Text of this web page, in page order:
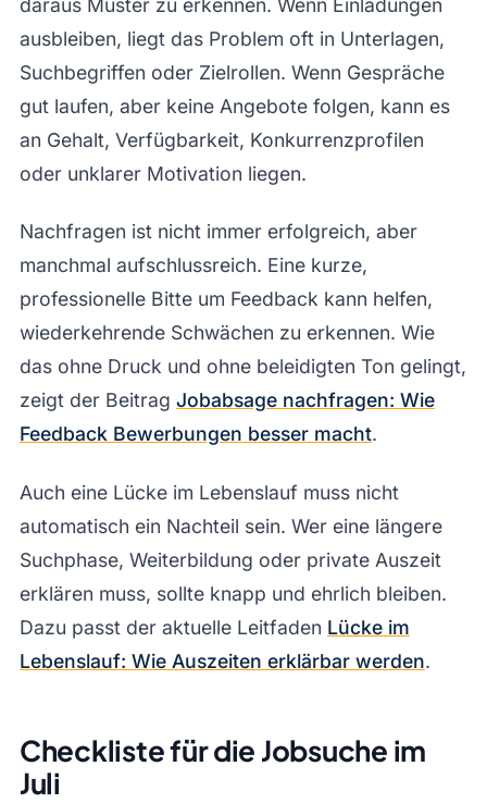
ausbleiben, liegt das Problem oft in Unterlagen,
Suchbegriffen oder Zielrollen. Wenn Gespräche
gut laufen, aber keine Angebote folgen, kann es
an Gehalt, Verfügbarkeit, Konkurrenzprofilen
oder unklarer Motivation liegen.
Nachfragen ist nicht immer erfolgreich, aber
manchmal aufschlussreich. Eine kurze,
professionelle Bitte um Feedback kann helfen,
wiederkehrende Schwächen zu erkennen. Wie
das ohne Druck und ohne beleidigten Ton gelingt,
zeigt der Beitrag Jobabsage nachfragen: Wie
Feedback Bewerbungen besser macht.
Auch eine Lücke im Lebenslauf muss nicht
automatisch ein Nachteil sein. Wer eine längere
Suchphase, Weiterbildung oder private Auszeit
erklären muss, sollte knapp und ehrlich bleiben.
Dazu passt der aktuelle Leitfaden Lücke im
Lebenslauf: Wie Auszeiten erklärbar werden.
Checkliste für die Jobsuche im
Juli